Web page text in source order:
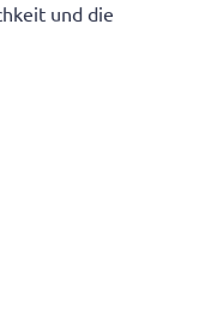
und die